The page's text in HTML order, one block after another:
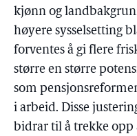
kjønn og
høyere sysselsetting
forventes å gi flere
større en større
som
i arbeid. Disse
bidrar til å trekke opp